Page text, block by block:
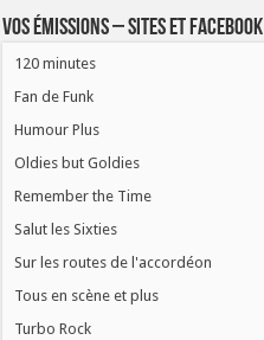
Vos émissions – Sites et Facebook
120 minutes
Fan de Funk
Humour Plus
Oldies but Goldies
Remember the Time
Salut les Sixties
Sur les routes de l'accordéon
Tous en scène et plus
Turbo Rock